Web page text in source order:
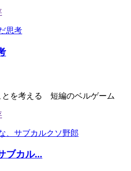
とを考える 短編のベルゲーム
ブカル...